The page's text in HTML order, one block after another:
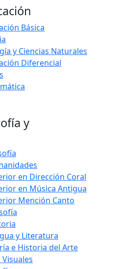
Básica
y Ciencias Naturales
Diferencial
y
en Dirección Coral
en Música Antigua
Mención Canto
y Literatura
e Historia del Arte